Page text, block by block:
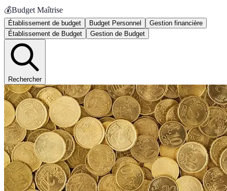
💰Budget Maîtrise
Établissement de budget Budget Personnel
Gestion financière
Établissement de Budget
Gestion de Budget
Rechercher